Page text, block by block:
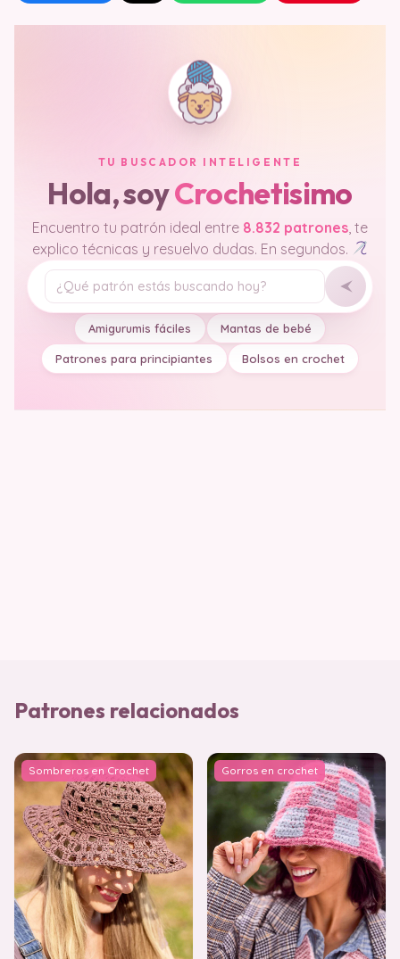
TU BUSCADOR INTELIGENTE
Hola, soyCrochetisimo
Encuentro tu patrón ideal entre 8.832 patrones , te
explico técnicas y resuelvo dudas. En segundos.
Tu pregunta
Amigurumis fáciles Mantas de bebé
Patrones para principiantes Bolsos en crochet
Patrones relacionados
Sombreros en Crochet Gorros en crochet